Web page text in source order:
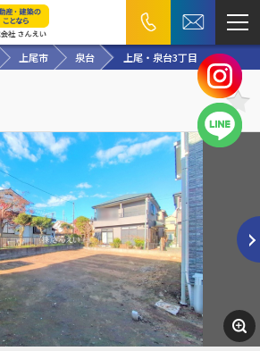
上尾市 泉台 上尾・泉台3丁目